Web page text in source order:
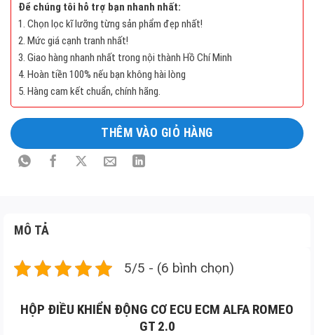
00551899410 , 0 055 189 941 0
MED7.1.1
Để chúng tôi hỗ trợ bạn nhanh nhất:
1. Chọn lọc kĩ lưỡng từng sản phẩm đẹp nhất!
2. Mức giá cạnh tranh nhất!
3. Giao hàng nhanh nhất trong nội thành Hồ Chí Minh
4. Hoàn tiền 100% nếu bạn không hài lòng
5. Hàng cam kết chuẩn, chính hãng.
THÊM VÀO GIỎ HÀNG
MÔ TẢ
5/5 - (6 bình chọn)
HỘP ĐIỀU KHIỂN ĐỘNG CƠ ECU ECM ALFA ROMEO
GT 2.0